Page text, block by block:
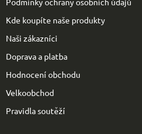
Kde koupíte naše produkty
Naši zákazníci
Doprava a platba
Hodnocení obchodu
Velkoobchod
Pravidla soutěží